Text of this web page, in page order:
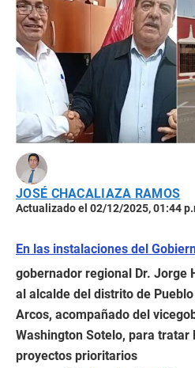
JOSÉ CHACALIAZA RAMOS
Actualizado el 02/12/2025, 01:44
En las instalaciones del
gobernador regional Dr. Jorge
al alcalde del distrito de
Arcos, acompañado del
Washington Sotelo, para tratar
proyectos prioritarios